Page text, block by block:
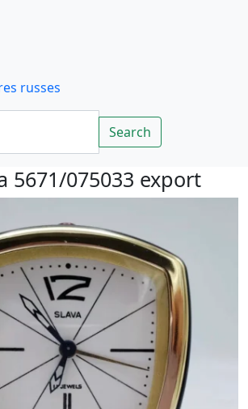
russes
Rechercher
Search
5671/075033 export